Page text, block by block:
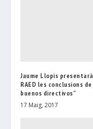
Jaume Llopis
RAED les conclusions
buenos directivos”
17 Maig, 2017